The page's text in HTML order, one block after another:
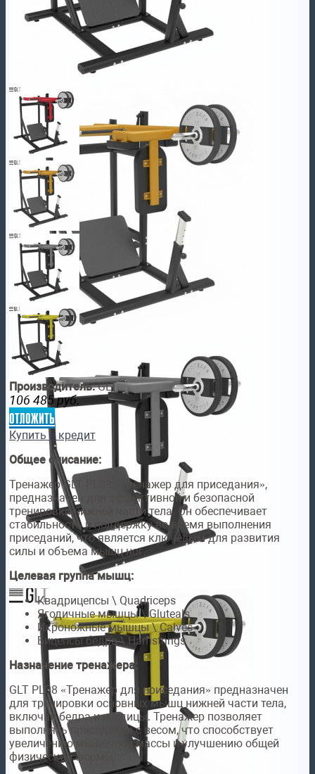
Производитель:GLT
106 485 руб.
отложить
Купить в кредит
Общее описание:
Тренажер GLT PL38 «Тренажер для приседания»,
предназначен для эффективной и безопасной
тренировки нижней части тела. Он обеспечивает
стабильность и поддержку во время выполнения
приседаний, что является ключевым для развития
силы и объема мышц ног.
Целевая группа мышц:
Квадрицепсы \ Quadriceps
Ягодичные мышцы \ Gluteals
Икроножные мышцы \ Calves
Бицепсы бедра \ Hamstrings
Назначение тренажера:
GLT PL38 «Тренажер для приседания» предназначен
для тренировки основных мышц нижней части тела,
включая бедра и ягодицы. Тренажер позволяет
выполнять приседания с весом, что способствует
увеличению мышечной массы и улучшению общей
физической формы.